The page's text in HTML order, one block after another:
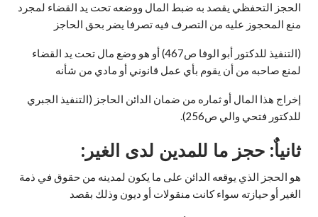
الحجز التحفظي يقصد به ضبط المال ووضعه تحت يد القضاء لمجرد
منع المحجوز عليه من التصرف فيه تصرفا يضر بحق الحاجز
(التنفيذ للدكتور أبو الوفا ص467) أو هو وضع مال تحت يد القضاء
لمنع صاحبه من أن يقوم بأي عمل قانوني أو مادي من شأنه
إخراج هذا المال أو ثماره من ضمان الدائن الحاجز (التنفيذ الجبري
للدكتور فتحي والي ص256).
ثانياٌ: حجز ما للمدين لدى الغير:
هو الحجز الذي يوقعه الدائن على ما يكون لمدينه من حقوق في ذمة
الغير أو حيازته سواء كانت منقولات أو ديون وذلك بقصد